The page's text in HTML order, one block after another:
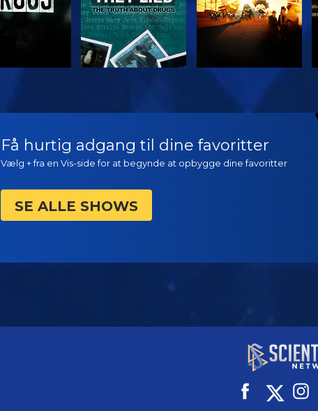
Få hurtig adgang til dine favoritter
Vælg + fra en Vis-side for at begynde at opbygge dine favoritter
SE ALLE SHOWS